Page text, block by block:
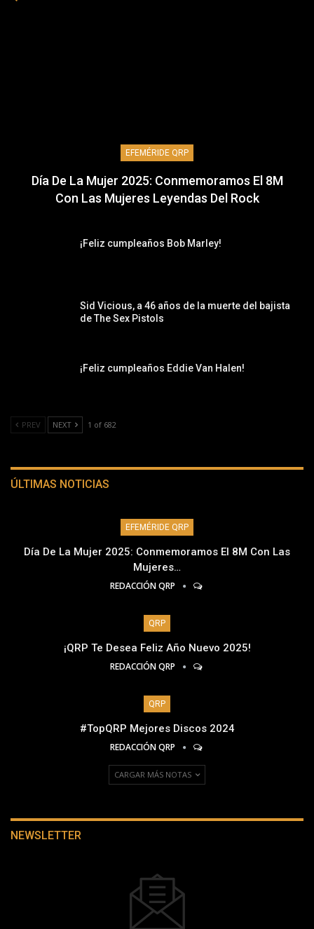
EFEMÉRIDE QRP
Día De La Mujer 2025: Conmemoramos El 8M
Con Las Mujeres Leyendas Del Rock
¡Feliz cumpleaños Bob Marley!
Sid Vicious, a 46 años de la muerte del bajista
de The Sex Pistols
¡Feliz cumpleaños Eddie Van Halen!
PREV NEXT 1 of 682
ÚLTIMAS NOTICIAS
EFEMÉRIDE QRP
Día De La Mujer 2025: Conmemoramos El 8M Con Las
Mujeres…
REDACCIÓN QRP
QRP
¡QRP Te Desea Feliz Año Nuevo 2025!
REDACCIÓN QRP
QRP
#TopQRP Mejores Discos 2024
REDACCIÓN QRP
CARGAR MÁS NOTAS
NEWSLETTER